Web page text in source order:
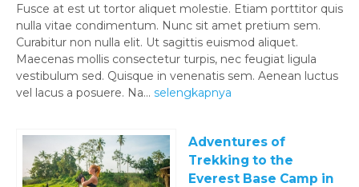
Fusce at est ut tortor aliquet molestie. Etiam porttitor quis
nulla vitae condimentum. Nunc sit amet pretium sem.
Curabitur non nulla elit. Ut sagittis euismod aliquet.
Maecenas mollis consectetur turpis, nec feugiat ligula
vestibulum sed. Quisque in venenatis sem. Aenean luctus
vel lacus a posuere. Na... selengkapnya
Adventures of
Trekking to the
Everest Base Camp in